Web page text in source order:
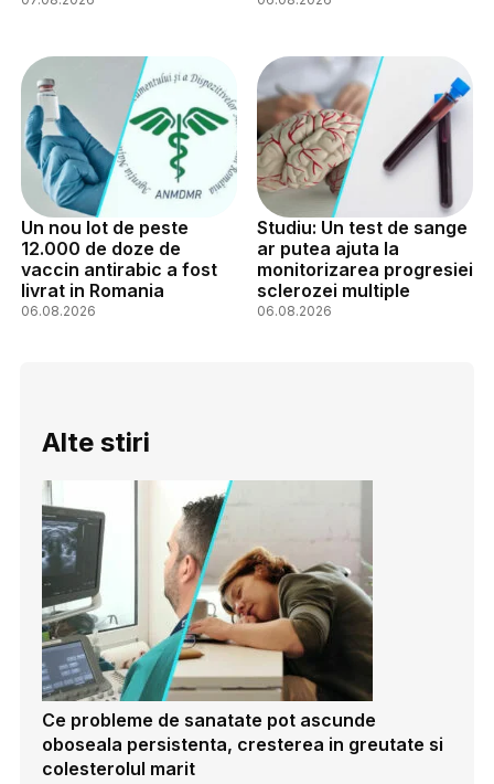
Un nou lot de peste
12.000 de doze de
vaccin antirabic a fost
livrat in Romania
06.08.2026
Studiu: Un test de sange
ar putea ajuta la
monitorizarea progresiei
sclerozei multiple
06.08.2026
Alte stiri
Ce probleme de sanatate pot ascunde
oboseala persistenta, cresterea in greutate si
colesterolul marit